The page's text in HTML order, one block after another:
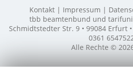
Kontakt Impressum
tbb beamtenbund und
Schmidtstedter Str. 9 • 99084 Erfurt •
0361
Alle Rechte ©